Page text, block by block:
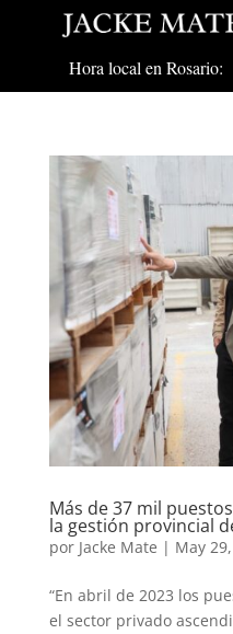
Hora local en Rosario:
Más de 37 mil
la gestión provincial
por Jacke Mate | May
“En abril de 2023 los
el sector privado